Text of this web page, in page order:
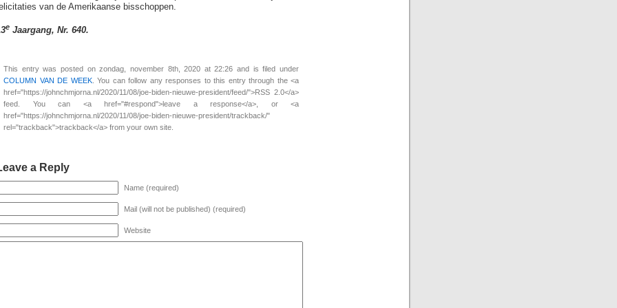
van de Amerikaanse bisschoppen.
e Jaargang, Nr. 640.
This entry was posted on zondag, november 8th, 2020 at 22:26 and is filed under
COLUMN VAN DE WEEK. You can follow any responses to this entry through the <a
href="https://johnchmjorna.nl/2020/11/08/joe-biden-nieuwe-president/feed/">RSS 2.0</a>
feed. You can <a href="#respond">leave a response</a>, or <a
href="https://johnchmjorna.nl/2020/11/08/joe-biden-nieuwe-president/trackback/"
rel="trackback">trackback</a> from your own site.
a Reply
Name (required)
Mail (will not be published) (required)
Website